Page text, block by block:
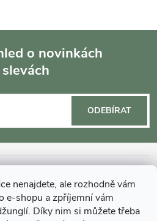
nenajdete, ale rozhodně vám
e-shopu a zpříjemní vám
Díky nim si můžete třeba
o novinkách
ODEBÍRAT